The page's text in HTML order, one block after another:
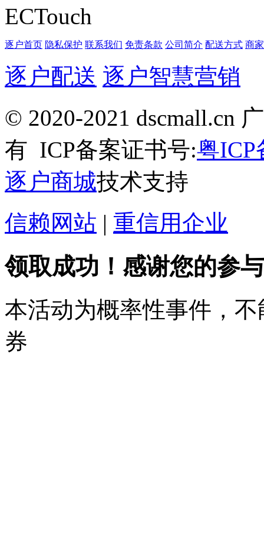
ECTouch
逐户首页 隐私保护 联系我们 免责条款 公司简介 配送方式 商
逐户配送 逐户智慧营销
© 2020-2021 dscmall.cn
有 ICP备案证书号:粤ICP
逐户商城技术支持
信赖网站 | 重信用企业
领取成功！感谢您的参
本活动为概率性事件，
券